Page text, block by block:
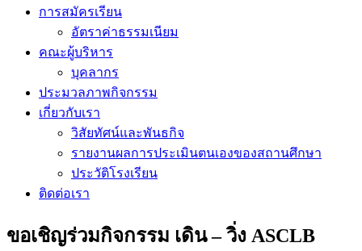
การสมัครเรียน
อัตราค่าธรรมเนียม
คณะผู้บริหาร
บุคลากร
ประมวลภาพกิจกรรม
เกี่ยวกับเรา
วิสัยทัศน์และพันธกิจ
รายงานผลการประเมินตนเองของสถานศึกษา
ประวัติโรงเรียน
ติดต่อเรา
ขอเชิญร่วมกิจกรรม เดิน – วิ่ง ASCLB